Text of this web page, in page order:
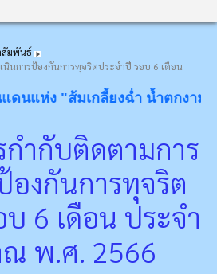
สัมพันธ์
นินการป้องกันการทุจริตประจำปี รอบ 6 เดือน
แห่ง "ส้มเกลี้ยงฉ่ำ น้ำตกงาม โ
กำกับติดตามการ
องกันการทุจริต
6 เดือน ประจำ
พ.ศ. 2566